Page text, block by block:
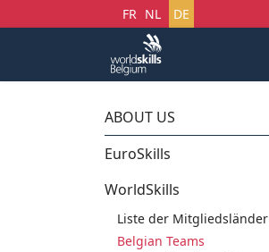
Sprache auswählen
FR NL DE
ABOUT US
EuroSkills
WorldSkills
Liste der Mitgliedsländer
Belgian Teams